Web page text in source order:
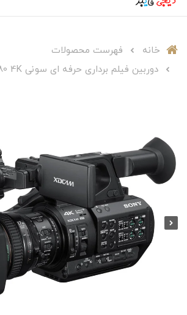
خانه
فهرست محصولات
دوربین فیلم برداری حرفه ای سونی Sony PXW-Z280 4K